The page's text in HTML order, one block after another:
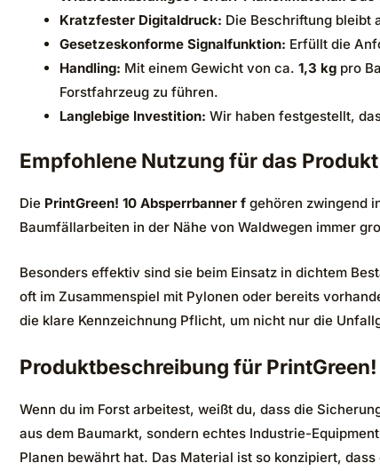
Kratzfester Digitaldruck: Die Beschriftung bleibt
Gesetzeskonforme Signalfunktion: Erfüllt die
Handling: Mit einem Gewicht von ca. 1,3 kg pro
Forstfahrzeug zu führen.
Langlebige Investition: Wir haben festgestellt,
Empfohlene Nutzung für das
Die PrintGreen! 10 Absperrbanner f gehören zwingend
Baumfällarbeiten in der Nähe von Waldwegen immer
Besonders effektiv sind sie beim Einsatz in dichtem
oft im Zusammenspiel mit Pylonen oder bereits
die klare Kennzeichnung Pflicht, um nicht nur die
Produktbeschreibung für
Wenn du im Forst arbeitest, weißt du, dass die
aus dem Baumarkt, sondern echtes Industrie-
Planen bewährt hat. Das Material ist so konzipiert,